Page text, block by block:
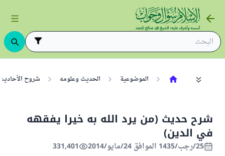
الموضوعية الحديث وعلومه شروح
شرح حديث (من يرد الله به خيرا يفقهه
في الدين)
25/رجب/1435 الموافق 24/مايو/2014 331,401